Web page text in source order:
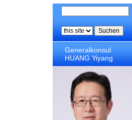
Generalkonsul
HUANG Yiyang